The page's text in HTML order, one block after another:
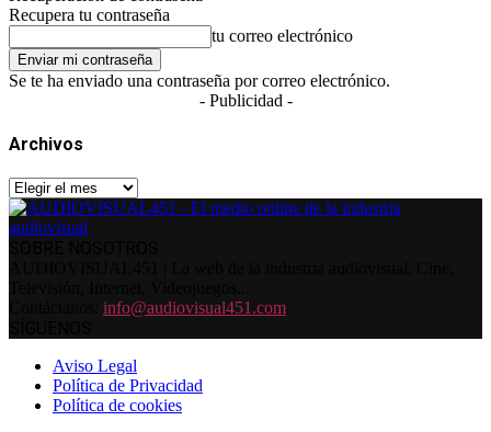
Recupera tu contraseña
tu correo electrónico
Se te ha enviado una contraseña por correo electrónico.
- Publicidad -
Archivos
Archivos
info@audiovisual451.com
Aviso Legal
Política de Privacidad
Política de cookies